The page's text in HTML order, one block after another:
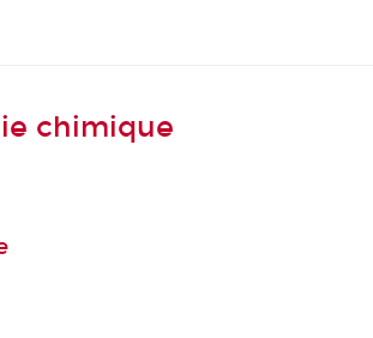
chimique